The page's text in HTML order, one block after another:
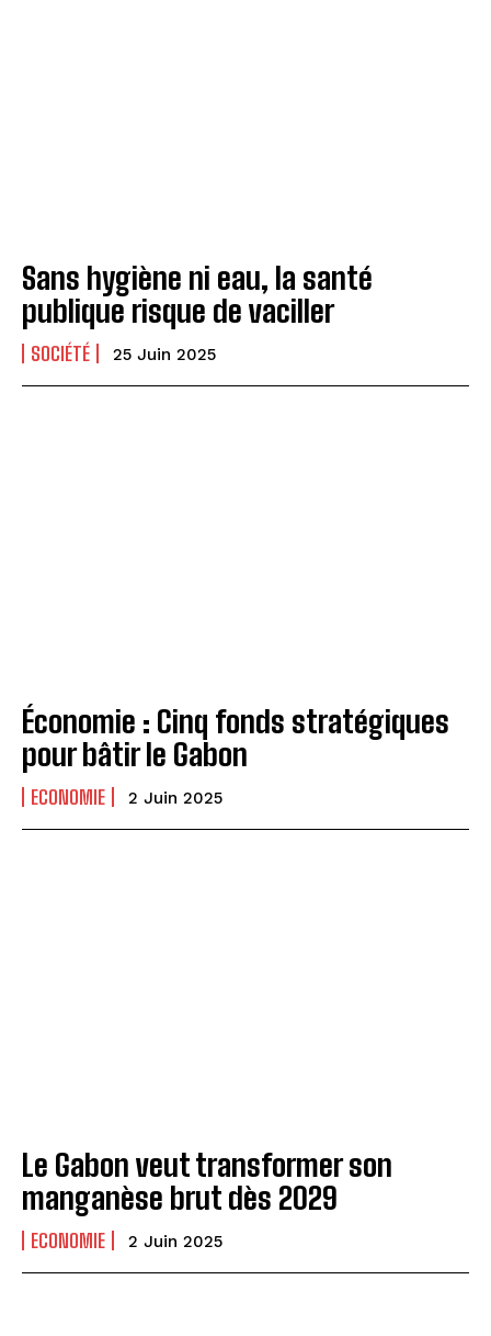
Sans hygiène ni eau, la santé
publique risque de vaciller
SOCIÉTÉ 25 Juin 2025
Économie : Cinq fonds stratégiques
pour bâtir le Gabon
ECONOMIE 2 Juin 2025
Le Gabon veut transformer son
manganèse brut dès 2029
ECONOMIE 2 Juin 2025